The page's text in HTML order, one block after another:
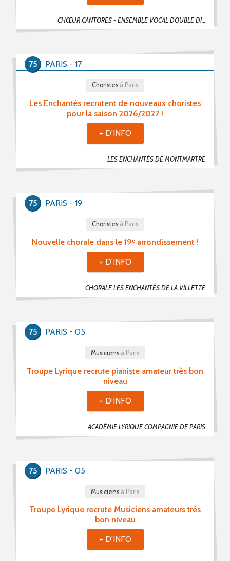
CHŒUR CANTORES - ENSEMBLE VOCAL DOUBLE DIÈSE 91
Les Enchantés recrutent de nouveaux choristes
pour la saison 2026/2027 !
LES ENCHANTÉS DE MONTMARTRE
Choristes à Paris
PARIS - 17
75
+ D'INFO
Nouvelle chorale dans le 19ᵉ arrondissement !
CHORALE LES ENCHANTÉS DE LA VILLETTE
Choristes à Paris
PARIS - 19
75
+ D'INFO
Troupe Lyrique recrute pianiste amateur très bon
niveau
ACADÉMIE LYRIQUE COMPAGNIE DE PARIS
Musiciens à Paris
PARIS - 05
75
+ D'INFO
Troupe Lyrique recrute Musiciens amateurs très
bon niveau
Musiciens à Paris
PARIS - 05
75
+ D'INFO